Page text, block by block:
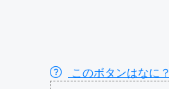
このボタンはなに？